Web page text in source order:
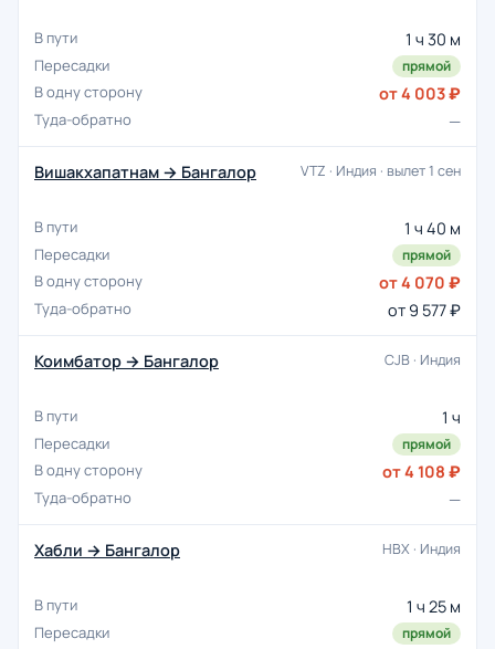
1 ч 30 м
прямой
от 4 003 ₽
—
Вишакхапатнам → Бангалор VTZ · Индия · вылет 1 сен
1 ч 40 м
прямой
от 4 070 ₽
от 9 577 ₽
Коимбатор → Бангалор CJB · Индия
1 ч
прямой
от 4 108 ₽
—
Хабли → Бангалор HBX · Индия
1 ч 25 м
прямой